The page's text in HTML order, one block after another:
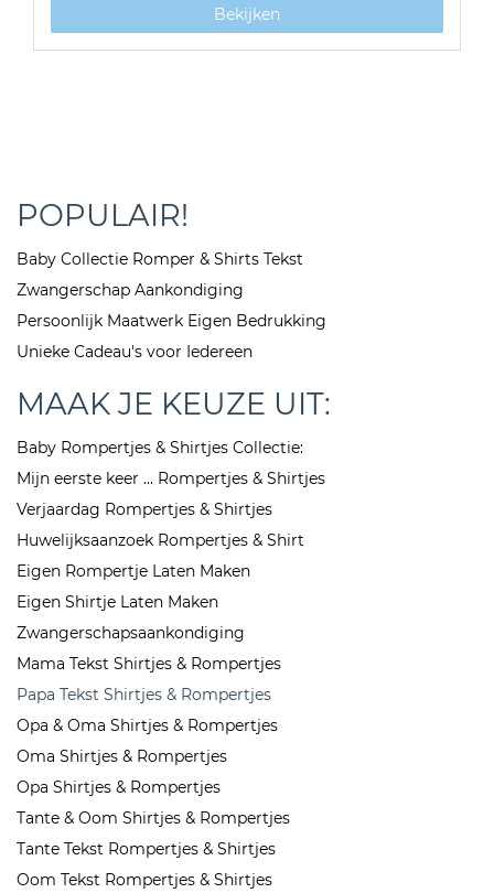
Bekijken
POPULAIR!
Baby Collectie Romper & Shirts Tekst
Zwangerschap Aankondiging
Persoonlijk Maatwerk Eigen Bedrukking
Unieke Cadeau's voor Iedereen
MAAK JE KEUZE UIT:
Baby Rompertjes & Shirtjes Collectie:
Mijn eerste keer ... Rompertjes & Shirtjes
Verjaardag Rompertjes & Shirtjes
Huwelijksaanzoek Rompertjes & Shirt
Eigen Rompertje Laten Maken
Eigen Shirtje Laten Maken
Zwangerschapsaankondiging
Mama Tekst Shirtjes & Rompertjes
Papa Tekst Shirtjes & Rompertjes
Opa & Oma Shirtjes & Rompertjes
Oma Shirtjes & Rompertjes
Opa Shirtjes & Rompertjes
Tante & Oom Shirtjes & Rompertjes
Tante Tekst Rompertjes & Shirtjes
Oom Tekst Rompertjes & Shirtjes